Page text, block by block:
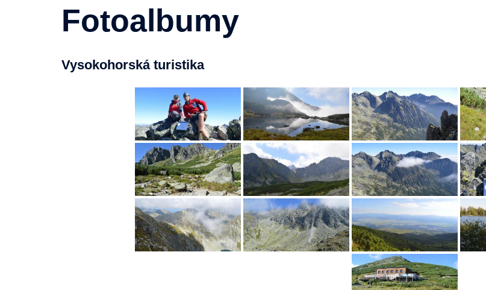
Fotoalbumy
Vysokohorská turistika